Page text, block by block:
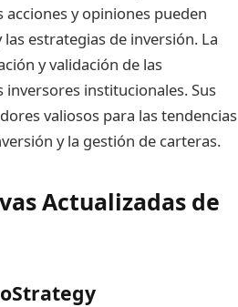
y opiniones pueden
estrategias de inversión. La
y validación de las
institucionales. Sus
valiosos para las tendencias
y la gestión de carteras.
Actualizadas de